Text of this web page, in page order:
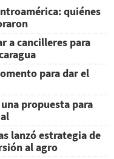
quiénes
a cancilleres para
para dar el
propuesta para
lanzó estrategia de
al agro